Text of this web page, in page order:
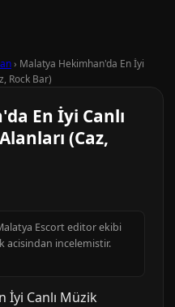
› Malatya Hekimhan'da En İyi
Rock Bar)
En İyi Canlı
(Caz,
Escort editor ekibi
acisindan incelemistir.